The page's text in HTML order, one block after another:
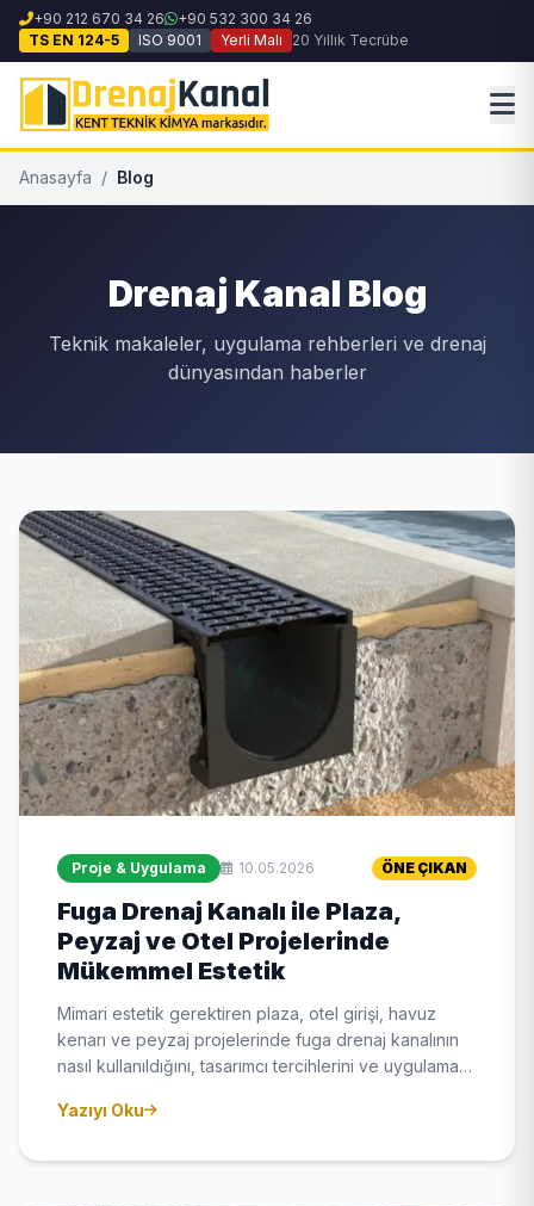
+90 212 670 34 26
+90 532 300 34 26
TS EN 124-5
ISO 9001 Yerli Malı 20 Yıllık Tecrübe
Anasayfa / Blog
Drenaj Kanal Blog
Teknik makaleler, uygulama rehberleri ve drenaj
dünyasından haberler
Proje & Uygulama 10.05.2026 ÖNE ÇIKAN
Fuga Drenaj Kanalı ile Plaza,
Peyzaj ve Otel Projelerinde
Mükemmel Estetik
Mimari estetik gerektiren plaza, otel girişi, havuz
kenarı ve peyzaj projelerinde fuga drenaj kanalının
nasıl kullanıldığını, tasarımcı tercihlerini ve uygulama
Yazıyı Oku